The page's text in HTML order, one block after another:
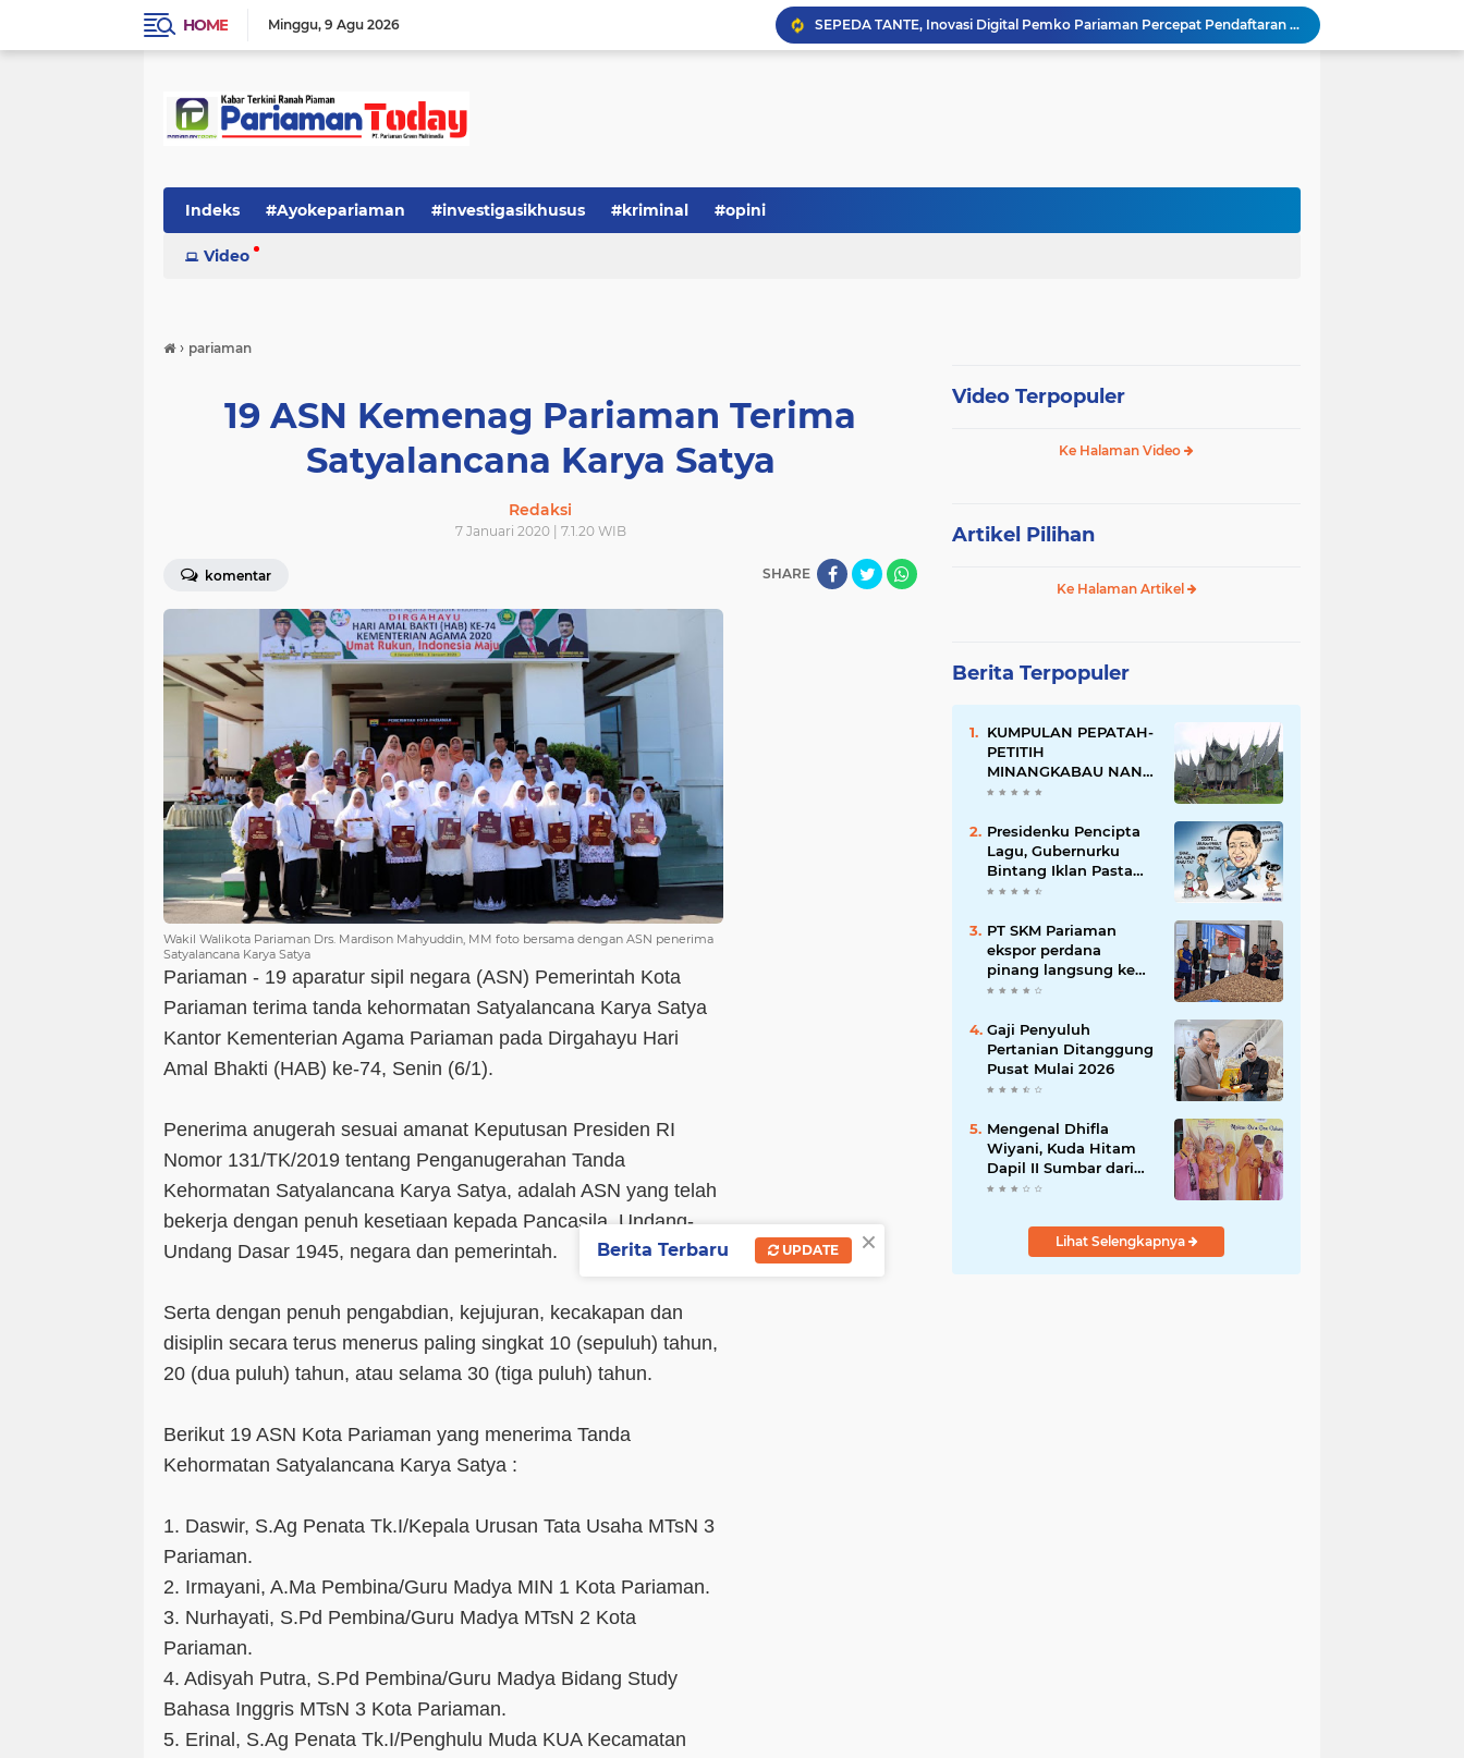
HOME Minggu 9 Agu 2026
SEPEDA TANTE, Inovasi Digital Pemko Pariaman Percepat Pendaftaran Tanda Tangan Elektronik
Tingkatkan Mutu Pelayanan, Pemko Pariaman Gandeng RSUP Dr. M. Djamil Padang
Pemkot Pariaman Mulai Pusdiklat Paskibraka 2026, Wali Kota Tekankan Pentingnya Disiplin
Indeks #Ayokepariaman #investigasikhusus #kriminal #opini
Video
› pariaman
19 ASN Kemenag Pariaman Terima
Satyalancana Karya Satya
Redaksi
7 Januari 2020 | 7.1.20 WIB
komentar SHARE
Wakil Walikota Pariaman Drs. Mardison Mahyuddin, MM foto bersama dengan ASN penerima
Satyalancana Karya Satya
Pariaman - 19 aparatur sipil negara (ASN) Pemerintah Kota
Pariaman terima tanda kehormatan Satyalancana Karya Satya
Kantor Kementerian Agama Pariaman pada Dirgahayu Hari
Amal Bhakti (HAB) ke-74, Senin (6/1).
Penerima anugerah sesuai amanat Keputusan Presiden RI
Nomor 131/TK/2019 tentang Penganugerahan Tanda
Kehormatan Satyalancana Karya Satya, adalah ASN yang telah
bekerja dengan penuh kesetiaan kepada Pancasila, Undang-
Undang Dasar 1945, negara dan pemerintah.
Serta dengan penuh pengabdian, kejujuran, kecakapan dan
disiplin secara terus menerus paling singkat 10 (sepuluh) tahun,
20 (dua puluh) tahun, atau selama 30 (tiga puluh) tahun.
Berikut 19 ASN Kota Pariaman yang menerima Tanda
Kehormatan Satyalancana Karya Satya :
1. Daswir, S.Ag Penata Tk.I/Kepala Urusan Tata Usaha MTsN 3
Pariaman.
2. Irmayani, A.Ma Pembina/Guru Madya MIN 1 Kota Pariaman.
3. Nurhayati, S.Pd Pembina/Guru Madya MTsN 2 Kota
Pariaman.
4. Adisyah Putra, S.Pd Pembina/Guru Madya Bidang Study
Bahasa Inggris MTsN 3 Kota Pariaman.
5. Erinal, S.Ag Penata Tk.I/Penghulu Muda KUA Kecamatan
Video Terpopuler
Ke Halaman Video
Artikel Pilihan
Ke Halaman Artikel
Berita Terpopuler
KUMPULAN PEPATAH-
PETITIH
MINANGKABAU NAN
ELOK
Presidenku Pencipta
Lagu, Gubernurku
Bintang Iklan Pasta
Gigi
PT SKM Pariaman
ekspor perdana
pinang langsung ke
India
Gaji Penyuluh
Pertanian Ditanggung
Pusat Mulai 2026
Mengenal Dhifla
Wiyani, Kuda Hitam
Dapil II Sumbar dari
Golkar
Lihat Selengkapnya
×
Berita Terbaru UPDATE